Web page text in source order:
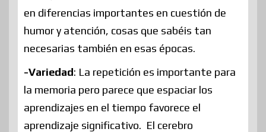
en diferencias importantes en cuestión de
humor y atención, cosas que sabéis tan
necesarias también en esas épocas.
-Variedad: La repetición es importante para
la memoria pero parece que espaciar los
aprendizajes en el tiempo favorece el
aprendizaje significativo. El cerebro